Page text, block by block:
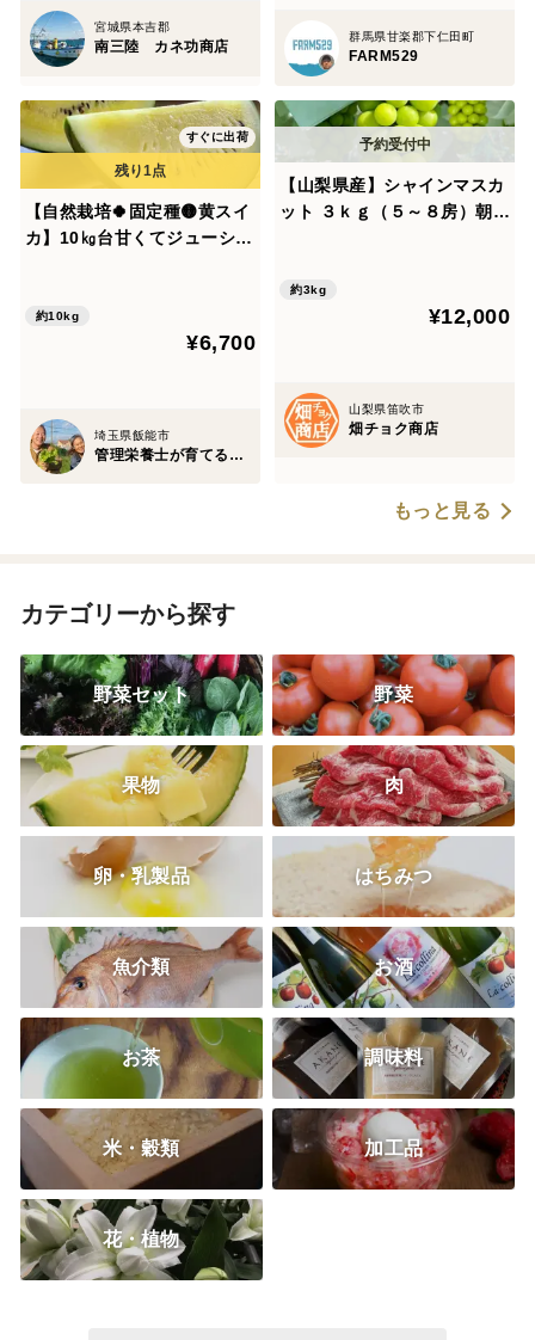
宮城県本吉郡
南三陸 カネ功商店
群馬県甘楽郡下仁田町
FARM529
すぐに出荷
【自然栽培🍀固定種🟡黄スイ
カ】10㎏台甘くてジューシー
約10kg
¥6,700
埼玉県飯能市
管理栄養士が育てる固定種/在来種のお野菜・自然栽培ナチュベジ＊ウィル
【山梨県産】シャインマスカ
ット ３ｋｇ（５～８房）朝採
約3kg
¥12,000
山梨県笛吹市
畑チョク商店
もっと見る
カテゴリーから探す
野菜セット 野菜
果物 肉
卵・乳製品 はちみつ
魚介類 お酒
お茶 調味料
米・穀類 加工品
花・植物